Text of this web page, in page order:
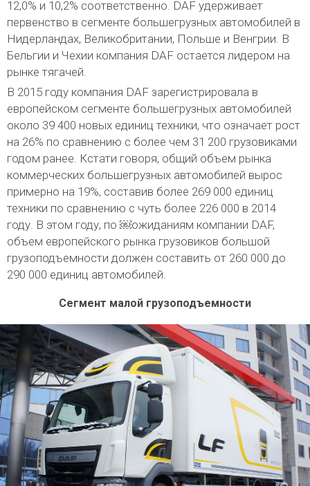
12,0% и 10,2% соответственно. DAF удерживает
первенство в сегменте большегрузных автомобилей в
Нидерландах, Великобритании, Польше и Венгрии. В
Бельгии и Чехии компания DAF остается лидером на
рынке тягачей.
В 2015 году компания DAF зарегистрировала в
европейском сегменте большегрузных автомобилей
около 39 400 новых единиц техники, что означает рост
на 26% по сравнению с более чем 31 200 грузовиками
годом ранее. Кстати говоря, общий объем рынка
коммерческих большегрузных автомобилей вырос
примерно на 19%, составив более 269 000 единиц
техники по сравнению с чуть более 226 000 в 2014
году. В этом году, по ￼ожиданиям компании DAF,
объем европейского рынка грузовиков большой
грузоподъемности должен составить от 260 000 до
290 000 единиц автомобилей.
Сегмент малой грузоподъемности